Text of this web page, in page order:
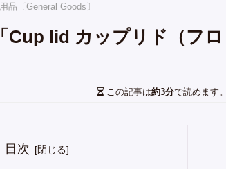
品〔General Goods〕
Cup lid カップリド（フロ
この記事は約3分で読めます。
目次